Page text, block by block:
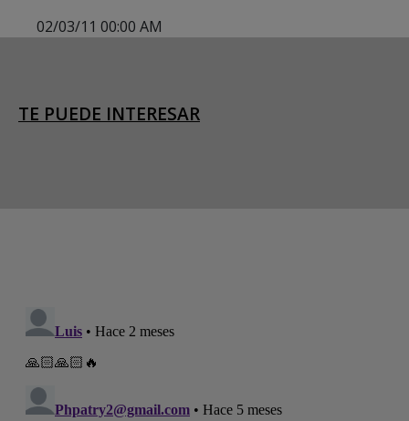
02/03/11 00:00 AM
TE PUEDE INTERESAR